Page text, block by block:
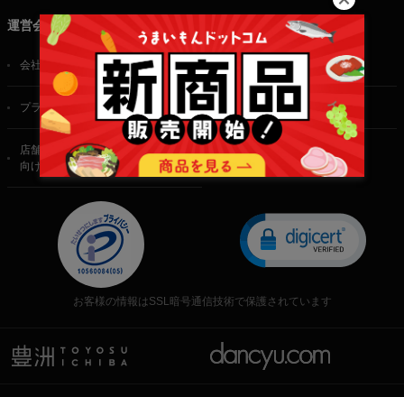
運営会社
会社概要 ご利用規約
プライバシーポリシー 特定商取引法に基づく表記
店舗・法人・生産者様
向けのお問い合わせ
お客様の情報はSSL暗号通信技術で保護されています